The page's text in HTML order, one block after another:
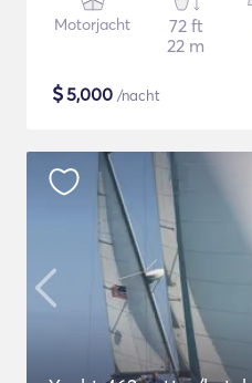
Motorjacht
72 ft
22 m
$5,000 /nacht